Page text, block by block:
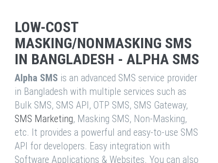
LOW-COST
MASKING/NONMASKING SMS
IN BANGLADESH - ALPHA SMS
Alpha SMS is an advanced SMS service provider
in Bangladesh with multiple services such as
Bulk SMS, SMS API, OTP SMS, SMS Gateway,
SMS Marketing, Masking SMS, Non-Masking,
etc. It provides a powerful and easy-to-use SMS
API for developers. Easy integration with
Software Applications & Websites. You can also